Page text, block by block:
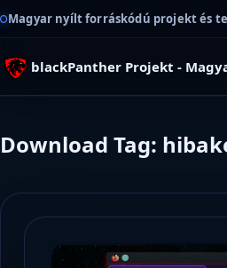
Magyar nyílt forráskódú projekt és
blackPanther Projekt -
Download Tag: